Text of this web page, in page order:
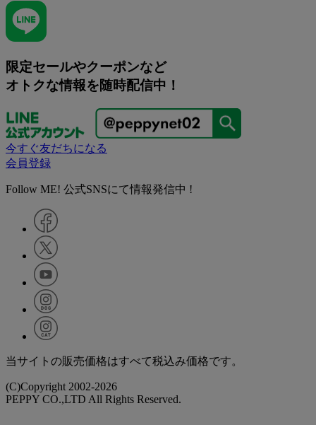
限定セールやクーポンなど
オトクな情報を随時配信中！
今すぐ友だちになる
会員登録
Follow ME! 公式SNSにて情報発信中 !
当サイトの販売価格はすべて税込み価格です。
(C)Copyright 2002-2026
PEPPY CO.,LTD All Rights Reserved.